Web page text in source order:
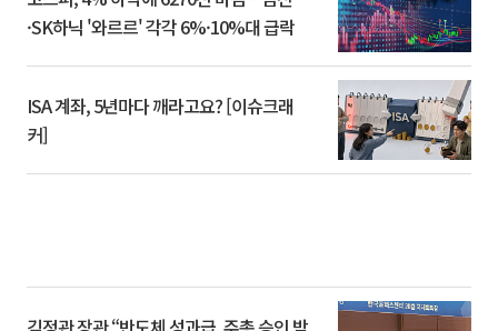
·SK하닉 '와르르' 각각 6%·10%대 급락
ISA 계좌, 5년마다 깨라고요? [이슈크래
커]